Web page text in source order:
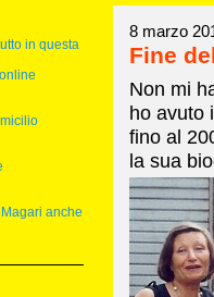
in questa
anche
8 marzo
Fine
Non mi
ho avuto
fino al
la sua